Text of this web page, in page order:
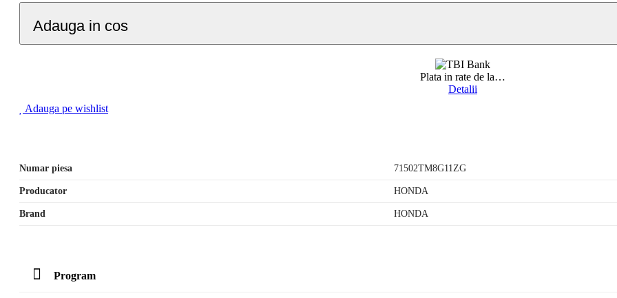
Adauga in cos
Plata in rate de la…
Detalii
Adauga pe wishlist
Numar piesa 71502TM8G11ZG
Producator HONDA
Brand HONDA
Program